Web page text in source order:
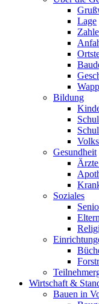
Lage
Bildung
Gesundheit
Soziales
Wirtschaft &
Bauen in